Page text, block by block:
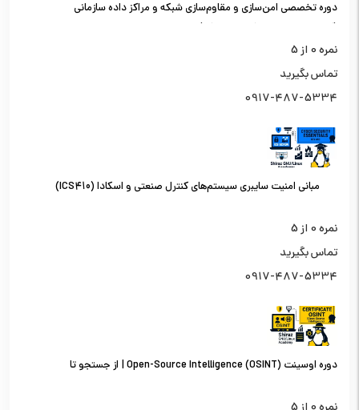
دوره تخصصی امن‌سازی و مقاوم‌سازی شبکه و مراکز داده سازمانی
نمره0 از 5
تماس بگیرید
0917-487-5334
مبانی امنیت سایبری سیستم‌های کنترل صنعتی و اسکادا (ICS410)
نمره0 از 5
تماس بگیرید
0917-487-5334
دوره اوسینت (OSINT) Open-Source Intelligence | از جستجو تا